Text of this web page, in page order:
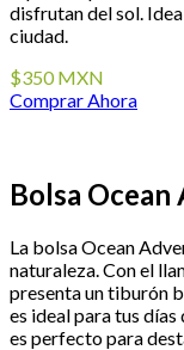
disfrutan del sol.
ciudad.
$350 MXN
Comprar Ahora
Bolsa
La bolsa Ocean
naturaleza. Con el
presenta un tiburón
es ideal para tus
es perfecto para